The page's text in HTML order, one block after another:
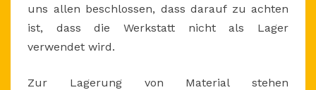
uns allen beschlossen, dass darauf zu achten
ist, dass die Werkstatt nicht als Lager
verwendet wird.
Zur Lagerung von Material stehen